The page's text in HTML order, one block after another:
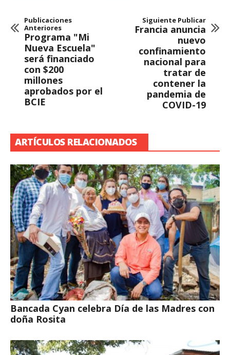
Publicaciones
Anteriores
Programa "Mi
Nueva Escuela"
será financiado
con $200
millones
aprobados por el
BCIE
Siguiente Publicar
Francia anuncia
nuevo
confinamiento
nacional para
tratar de
contener la
pandemia de
COVID-19
ARTÍCULOS RELACIONADOS
Bancada Cyan celebra Día de las Madres con
doña Rosita